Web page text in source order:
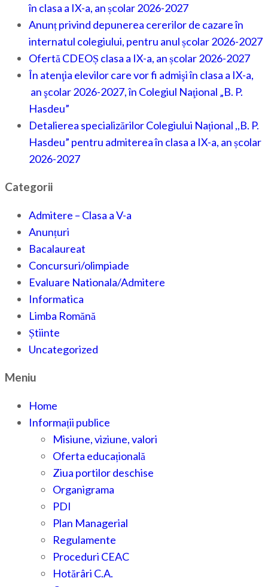
în clasa a IX-a, an școlar 2026-2027
Anunț privind depunerea cererilor de cazare în
internatul colegiului, pentru anul școlar 2026-2027
Ofertă CDEOȘ clasa a IX-a, an școlar 2026-2027
În atenţia elevilor care vor fi admişi în clasa a IX-a,
an şcolar 2026-2027, în Colegiul Naţional „B. P.
Hasdeu”
Detalierea specializărilor Colegiului Național ,,B. P.
Hasdeu” pentru admiterea în clasa a IX-a, an școlar
2026-2027
Categorii
Admitere – Clasa a V-a
Anunțuri
Bacalaureat
Concursuri/olimpiade
Evaluare Nationala/Admitere
Informatica
Limba Romănă
Știinte
Uncategorized
Meniu
Home
Informații publice
Misiune, viziune, valori
Oferta educațională
Ziua portilor deschise
Organigrama
PDI
Plan Managerial
Regulamente
Proceduri CEAC
Hotărâri C.A.